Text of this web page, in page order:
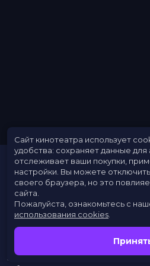
Расписание
Скоро в кино
Заведения
Сайт кинотеатра использует
удобства: сохраняет данные для
отслеживает ваши покупки,
настройки. Вы можете
своего браузера, но это
сайта.
Пожалуйста, ознакомьтесь с
использования cookies